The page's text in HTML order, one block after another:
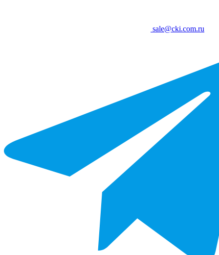
sale@cki.com.ru